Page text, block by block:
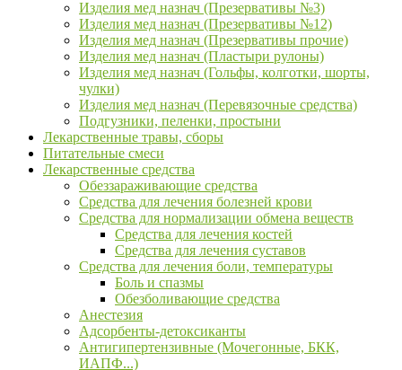
Изделия мед назнач (Презервативы №3)
Изделия мед назнач (Презервативы №12)
Изделия мед назнач (Презервативы прочие)
Изделия мед назнач (Пластыри рулоны)
Изделия мед назнач (Гольфы, колготки, шорты,
чулки)
Изделия мед назнач (Перевязочные средства)
Подгузники, пеленки, простыни
Лекарственные травы, сборы
Питательные смеси
Лекарственные средства
Обеззараживающие средства
Средства для лечения болезней крови
Средства для нормализации обмена веществ
Средства для лечения костей
Средства для лечения суставов
Средства для лечения боли, температуры
Боль и спазмы
Обезболивающие средства
Анестезия
Адсорбенты-детоксиканты
Антигипертензивные (Мочегонные, БКК,
ИАПФ...)